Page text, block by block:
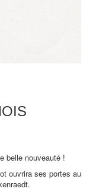
belle nouveauté !
ouvrira ses portes au